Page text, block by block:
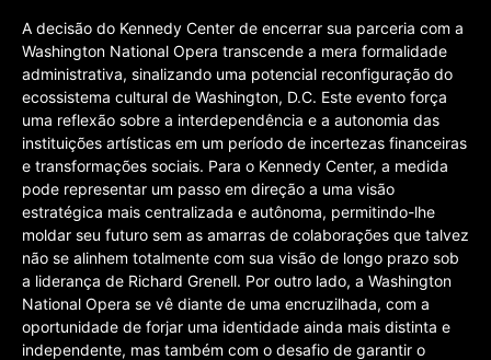
A decisão do Kennedy Center de encerrar sua parceria com a
Washington National Opera transcende a mera formalidade
administrativa, sinalizando uma potencial reconfiguração do
ecossistema cultural de Washington, D.C. Este evento força
uma reflexão sobre a interdependência e a autonomia das
instituições artísticas em um período de incertezas financeiras
e transformações sociais. Para o Kennedy Center, a medida
pode representar um passo em direção a uma visão
estratégica mais centralizada e autônoma, permitindo-lhe
moldar seu futuro sem as amarras de colaborações que talvez
não se alinhem totalmente com sua visão de longo prazo sob
a liderança de Richard Grenell. Por outro lado, a Washington
National Opera se vê diante de uma encruzilhada, com a
oportunidade de forjar uma identidade ainda mais distinta e
independente, mas também com o desafio de garantir o